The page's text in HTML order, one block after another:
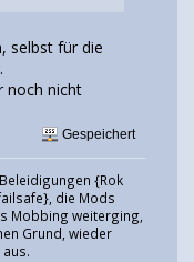
selbst für die
noch nicht
Gespeichert
{Rok
die Mods
Mobbing weiterging,
Grund, wieder